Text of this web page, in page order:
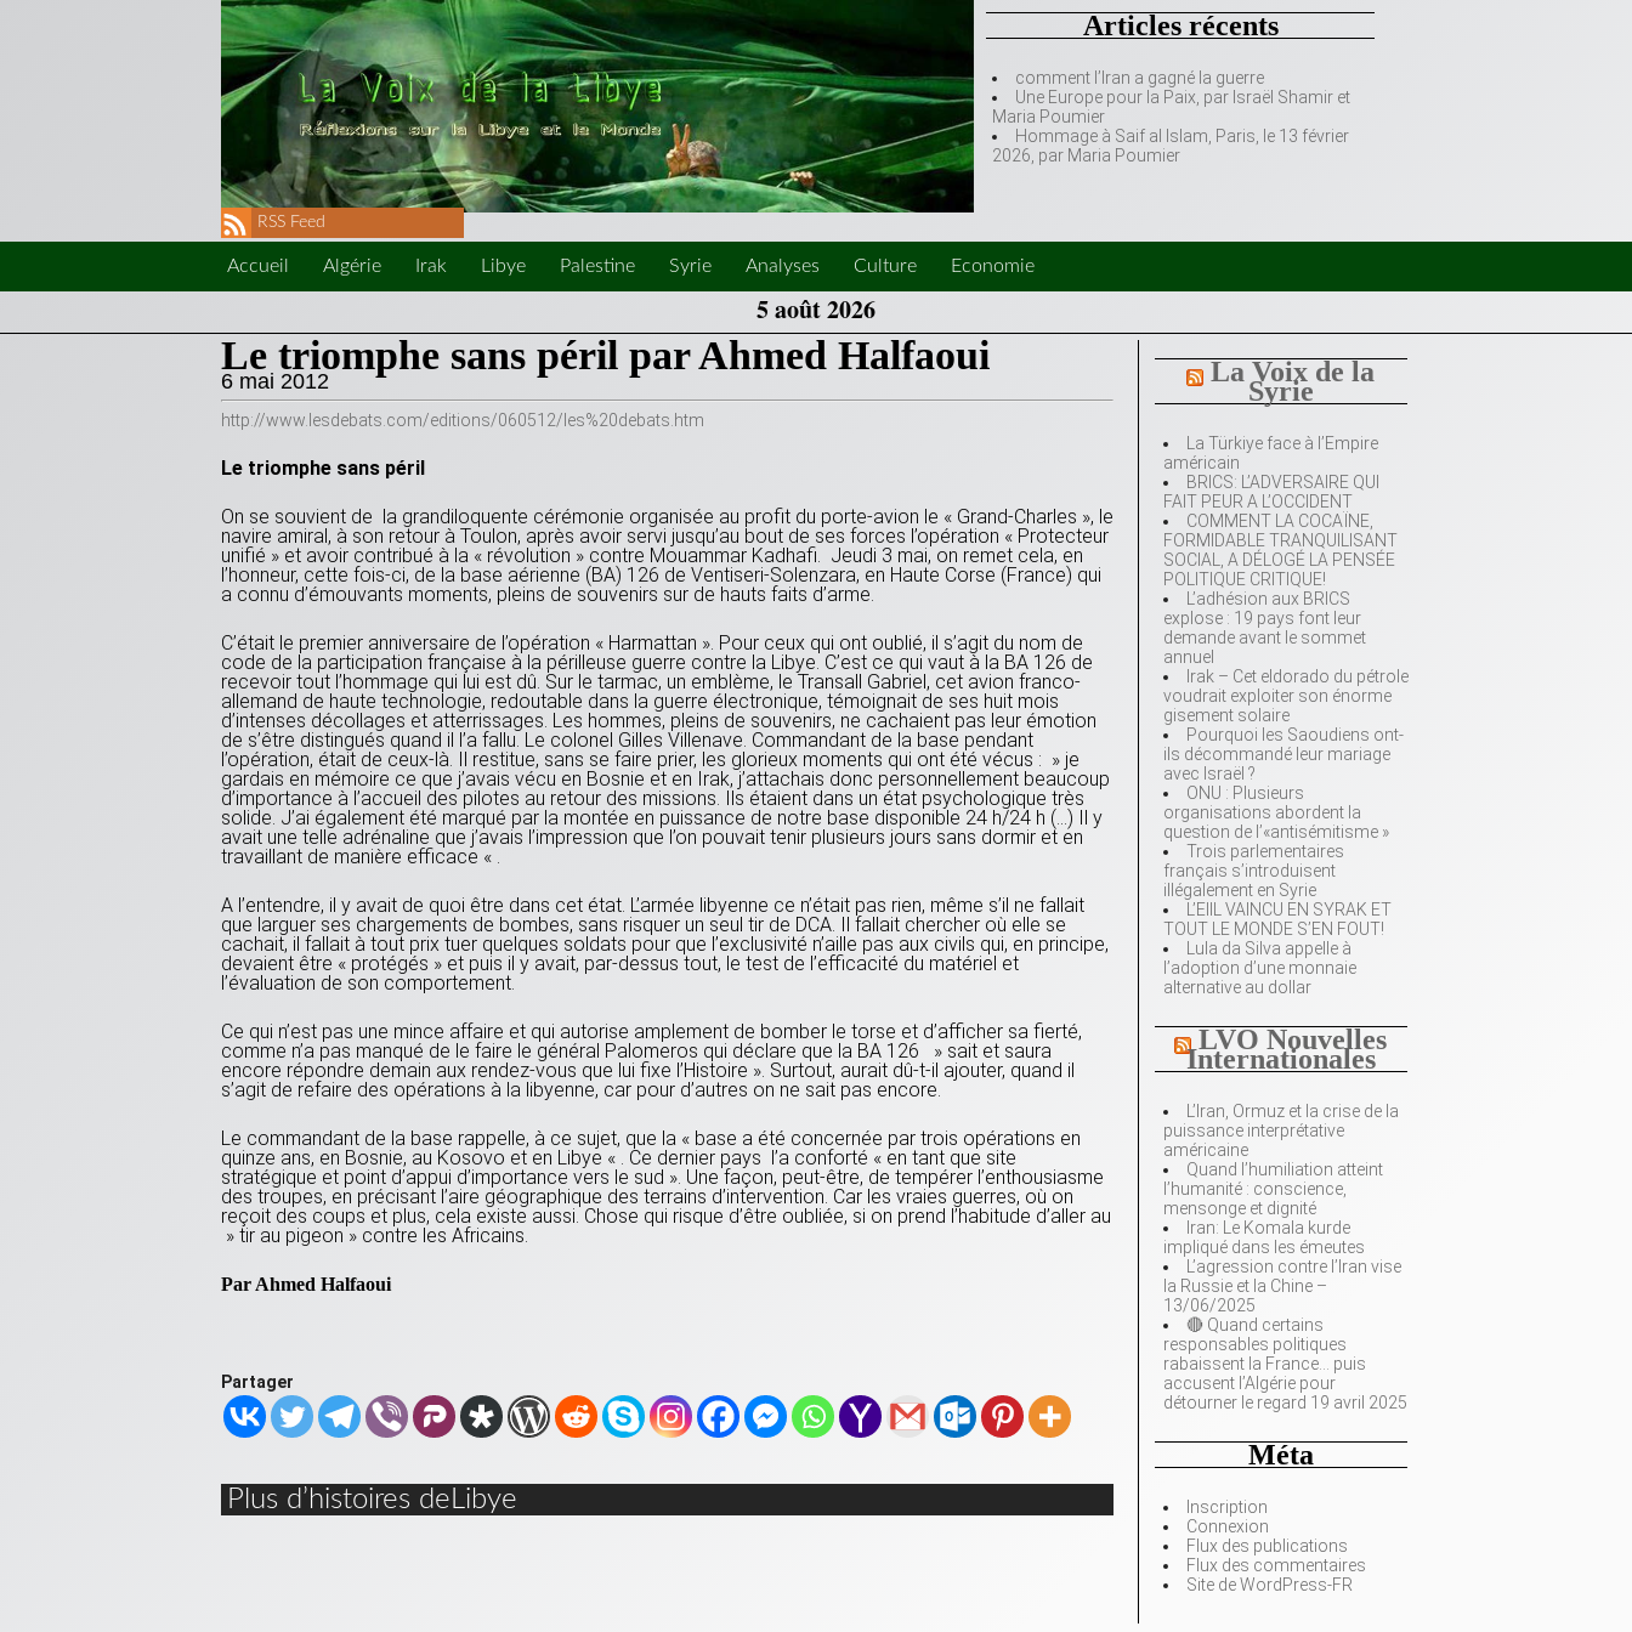
Articles récents
comment l’Iran a gagné la guerre
Une Europe pour la Paix, par Israël Shamir et
Maria Poumier
Hommage à Saif al Islam, Paris, le 13 février
2026, par Maria Poumier
RSS Feed
Accueil Algérie Irak Libye Palestine Syrie Analyses Culture Economie
5 août 2026
La Voix de la
Syrie
La Türkiye face à l’Empire
américain
BRICS: L’ADVERSAIRE QUI
FAIT PEUR A L’OCCIDENT
COMMENT LA COCAÏNE,
FORMIDABLE TRANQUILISANT
SOCIAL, A DÉLOGÉ LA PENSÉE
POLITIQUE CRITIQUE!
L’adhésion aux BRICS
explose : 19 pays font leur
demande avant le sommet
annuel
Irak – Cet eldorado du pétrole
voudrait exploiter son énorme
gisement solaire
Pourquoi les Saoudiens ont-
ils décommandé leur mariage
avec Israël ?
ONU : Plusieurs
organisations abordent la
question de l’«antisémitisme »
Trois parlementaires
français s’introduisent
illégalement en Syrie
L’EIIL VAINCU EN SYRAK ET
TOUT LE MONDE S’EN FOUT!
Lula da Silva appelle à
l’adoption d’une monnaie
alternative au dollar
LVO Nouvelles
Internationales
L’Iran, Ormuz et la crise de la
puissance interprétative
américaine
Quand l’humiliation atteint
l’humanité : conscience,
mensonge et dignité
Iran: Le Komala kurde
impliqué dans les émeutes
L’agression contre l’Iran vise
la Russie et la Chine –
13/06/2025
🔴 Quand certains
responsables politiques
rabaissent la France… puis
accusent l’Algérie pour
détourner le regard 19 avril 2025
Méta
Inscription
Connexion
Flux des publications
Flux des commentaires
Site de WordPress-FR
Le triomphe sans péril par Ahmed Halfaoui
6 mai 2012
http://www.lesdebats.com/editions/060512/les%20debats.htm
Le triomphe sans péril
On se souvient de la grandiloquente cérémonie organisée au profit du porte-avion le « Grand-Charles », le
navire amiral, à son retour à Toulon, après avoir servi jusqu’au bout de ses forces l’opération « Protecteur
unifié » et avoir contribué à la « révolution » contre Mouammar Kadhafi. Jeudi 3 mai, on remet cela, en
l’honneur, cette fois-ci, de la base aérienne (BA) 126 de Ventiseri-Solenzara, en Haute Corse (France) qui
a connu d’émouvants moments, pleins de souvenirs sur de hauts faits d’arme.
C’était le premier anniversaire de l’opération « Harmattan ». Pour ceux qui ont oublié, il s’agit du nom de
code de la participation française à la périlleuse guerre contre la Libye. C’est ce qui vaut à la BA 126 de
recevoir tout l’hommage qui lui est dû. Sur le tarmac, un emblème, le Transall Gabriel, cet avion franco-
allemand de haute technologie, redoutable dans la guerre électronique, témoignait de ses huit mois
d’intenses décollages et atterrissages. Les hommes, pleins de souvenirs, ne cachaient pas leur émotion
de s’être distingués quand il l’a fallu. Le colonel Gilles Villenave. Commandant de la base pendant
l’opération, était de ceux-là. Il restitue, sans se faire prier, les glorieux moments qui ont été vécus : » je
gardais en mémoire ce que j’avais vécu en Bosnie et en Irak, j’attachais donc personnellement beaucoup
d’importance à l’accueil des pilotes au retour des missions. Ils étaient dans un état psychologique très
solide. J’ai également été marqué par la montée en puissance de notre base disponible 24 h/24 h (…) Il y
avait une telle adrénaline que j’avais l’impression que l’on pouvait tenir plusieurs jours sans dormir et en
travaillant de manière efficace « .
A l’entendre, il y avait de quoi être dans cet état. L’armée libyenne ce n’était pas rien, même s’il ne fallait
que larguer ses chargements de bombes, sans risquer un seul tir de DCA. Il fallait chercher où elle se
cachait, il fallait à tout prix tuer quelques soldats pour que l’exclusivité n’aille pas aux civils qui, en principe,
devaient être « protégés » et puis il y avait, par-dessus tout, le test de l’efficacité du matériel et
l’évaluation de son comportement.
Ce qui n’est pas une mince affaire et qui autorise amplement de bomber le torse et d’afficher sa fierté,
comme n’a pas manqué de le faire le général Palomeros qui déclare que la BA 126 » sait et saura
encore répondre demain aux rendez-vous que lui fixe l’Histoire ». Surtout, aurait dû-t-il ajouter, quand il
s’agit de refaire des opérations à la libyenne, car pour d’autres on ne sait pas encore.
Le commandant de la base rappelle, à ce sujet, que la « base a été concernée par trois opérations en
quinze ans, en Bosnie, au Kosovo et en Libye « . Ce dernier pays l’a conforté « en tant que site
stratégique et point d’appui d’importance vers le sud ». Une façon, peut-être, de tempérer l’enthousiasme
des troupes, en précisant l’aire géographique des terrains d’intervention. Car les vraies guerres, où on
reçoit des coups et plus, cela existe aussi. Chose qui risque d’être oubliée, si on prend l’habitude d’aller au
» tir au pigeon » contre les Africains.
Par Ahmed Halfaoui
Partager
Plus d’histoires deLibye